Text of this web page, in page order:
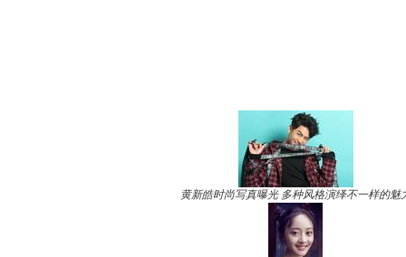
黄新皓时尚写真曝光 多种风格演绎不一样的魅